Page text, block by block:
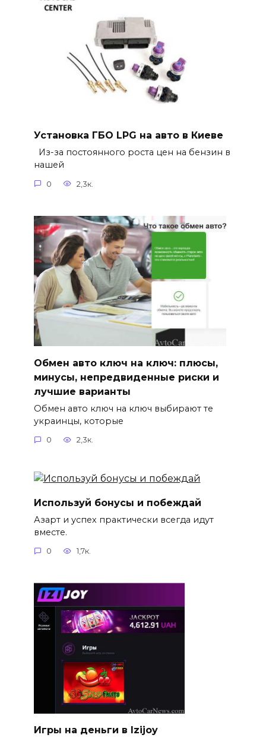
Установка ГБО LPG на авто в Киеве
Из-за постоянного роста цен на бензин в
нашей
0 2,3к.
Обмен авто ключ на ключ: плюсы,
минусы, непредвиденные риски и
лучшие варианты
Обмен авто ключ на ключ выбирают те
украинцы, которые
0 2,3к.
Используй бонусы и побеждай
Азарт и успех практически всегда идут
вместе.
0 1,7к.
Игры на деньги в Izijoy